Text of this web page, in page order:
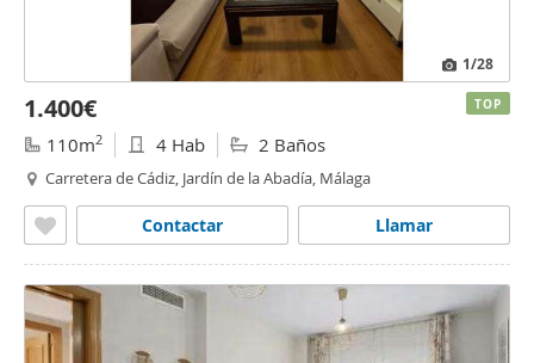
1/28
1.400€
110m2 4 Hab 2 Baños
Carretera de Cádiz, Jardín de la Abadía, Málaga
Llamar
Contactar
TOP